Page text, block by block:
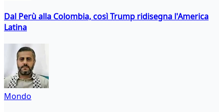
Dal Perù alla Colombia, così Trump ridisegna l'America
Latina
Mondo